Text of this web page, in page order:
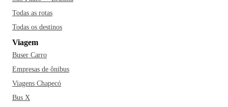
portugueses, japoneses, armênios, espanhóis, italianos,
rica em diversidade de culturas!
cidade bonita, arborizada e bem cuidada. O contato com a
natureza é constante; é bem possível que durante o seu
passeio, você encontre araras e tucanos voando por todos os
cantos da cidade e até capivaras, tamanduás e jacarés em
alguns lagos espalhados pelo município. Nos restaurantes
Todas as rotas
Todas os destinos
Viagem
Buser Carro
Empresas de ônibus
Viagens Chapecó
Bus X